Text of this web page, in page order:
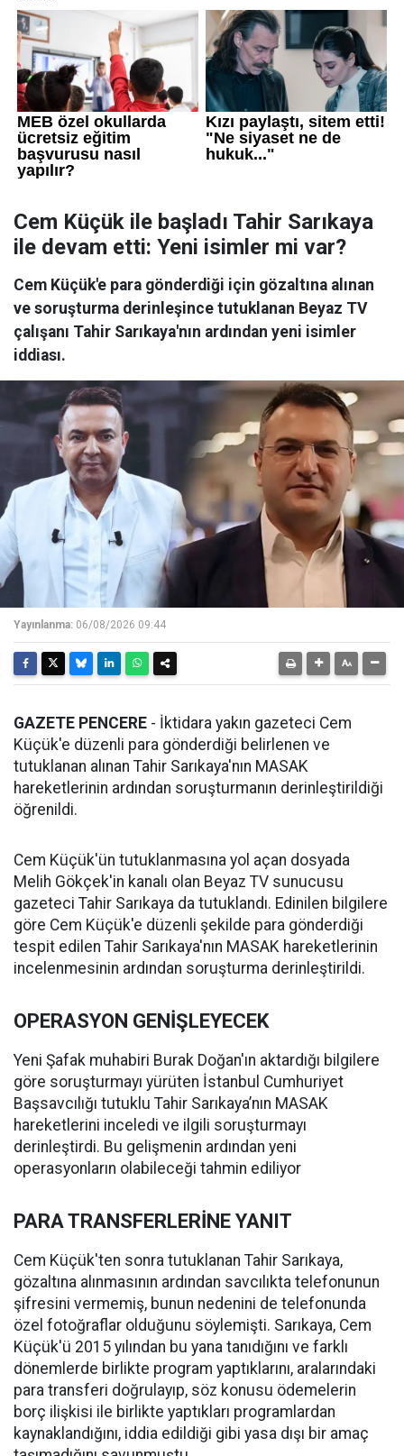
Cem Küçük ile başladı Tahir Sarıkaya
ile devam etti: Yeni isimler mi var?
Cem Küçük'e para gönderdiği için gözaltına alınan
ve soruşturma derinleşince tutuklanan Beyaz TV
çalışanı Tahir Sarıkaya'nın ardından yeni isimler
iddiası.
Yayınlanma: 06/08/2026 09:44
GAZETE PENCERE - İktidara yakın gazeteci Cem
Küçük'e düzenli para gönderdiği belirlenen ve
tutuklanan alınan Tahir Sarıkaya'nın MASAK
hareketlerinin ardından soruşturmanın derinleştirildiği
öğrenildi.
Cem Küçük'ün tutuklanmasına yol açan dosyada
Melih Gökçek'in kanalı olan Beyaz TV sunucusu
gazeteci Tahir Sarıkaya da tutuklandı. Edinilen bilgilere
göre Cem Küçük'e düzenli şekilde para gönderdiği
tespit edilen Tahir Sarıkaya'nın MASAK hareketlerinin
incelenmesinin ardından soruşturma derinleştirildi.
OPERASYON GENİŞLEYECEK
Yeni Şafak muhabiri Burak Doğan'ın aktardığı bilgilere
göre soruşturmayı yürüten İstanbul Cumhuriyet
Başsavcılığı tutuklu Tahir Sarıkaya’nın MASAK
hareketlerini inceledi ve ilgili soruşturmayı
derinleştirdi. Bu gelişmenin ardından yeni
operasyonların olabileceği tahmin ediliyor
PARA TRANSFERLERİNE YANIT
Cem Küçük'ten sonra tutuklanan Tahir Sarıkaya,
gözaltına alınmasının ardından savcılıkta telefonunun
şifresini vermemiş, bunun nedenini de telefonunda
özel fotoğraflar olduğunu söylemişti. Sarıkaya, Cem
Küçük'ü 2015 yılından bu yana tanıdığını ve farklı
dönemlerde birlikte program yaptıklarını, aralarındaki
para transferi doğrulayıp, söz konusu ödemelerin
borç ilişkisi ile birlikte yaptıkları programlardan
kaynaklandığını, iddia edildiği gibi yasa dışı bir amaç